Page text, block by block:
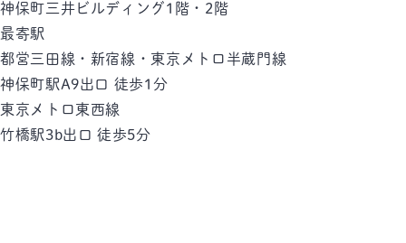
神保町三井ビルディング1階・2階
最寄駅
都営三田線・新宿線・東京メトロ半蔵門線
神保町駅A9出口 徒歩1分
東京メトロ東西線
竹橋駅3b出口 徒歩5分